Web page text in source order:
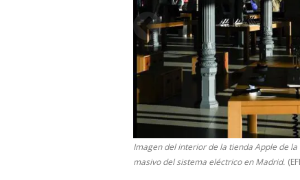
Imagen del interior de la tienda Apple de
masivo del sistema eléctrico en Madrid.